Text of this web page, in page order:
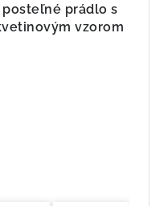
posteľné prádlo s
vzorom